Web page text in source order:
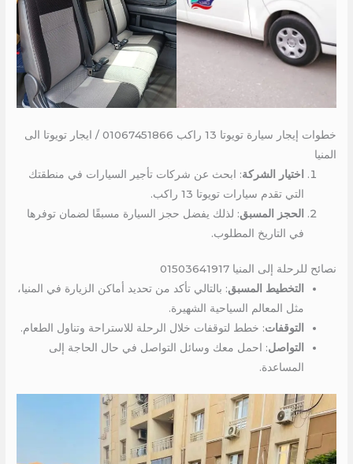
خطوات إيجار سيارة تويوتا 13 راكب 01067451866 / ايجار تويوتا الى
المنيا
اختيار الشركة: ابحث عن شركات تأجير السيارات في منطقتك
التي تقدم سيارات تويوتا 13 راكب.
الحجز المسبق: لذلك يفضل حجز السيارة مسبقًا لضمان توفرها
في التاريخ المطلوب.
نصائح للرحلة إلى المنيا 01503641917
التخطيط المسبق: بالتالي تأكد من تحديد أماكن الزيارة في المنيا،
مثل المعالم السياحية الشهيرة.
التوقفات: خطط لتوقفات خلال الرحلة للاستراحة وتناول الطعام.
التواصل: احمل معك وسائل التواصل في حال الحاجة إلى
المساعدة.